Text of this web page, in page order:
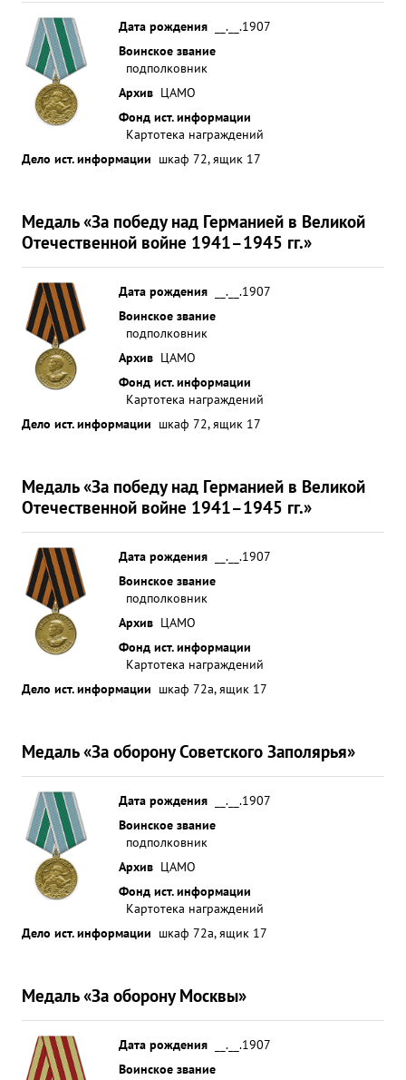
Дата рождения
__.__.1907
Воинское звание
подполковник
Архив ЦАМО
Фонд ист. информации
Картотека награждений
Дело ист. информации шкаф 72, ящик 17
Медаль «За победу над Германией в Великой
Отечественной войне 1941–1945 гг.»
Дата рождения
__.__.1907
Воинское звание
подполковник
Архив ЦАМО
Фонд ист. информации
Картотека награждений
Дело ист. информации шкаф 72, ящик 17
Медаль «За победу над Германией в Великой
Отечественной войне 1941–1945 гг.»
Дата рождения
__.__.1907
Воинское звание
подполковник
Архив ЦАМО
Фонд ист. информации
Картотека награждений
Дело ист. информации шкаф 72а, ящик 17
Медаль «За оборону Советского Заполярья»
Дата рождения
__.__.1907
Воинское звание
подполковник
Архив ЦАМО
Фонд ист. информации
Картотека награждений
Дело ист. информации шкаф 72а, ящик 17
Медаль «За оборону Москвы»
Дата рождения
__.__.1907
Воинское звание